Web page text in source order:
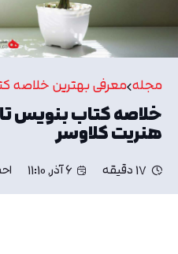
مجله معرفی بهترین خلاصه
خلاصه کتاب بنویس تا
هنریت کلاوسر
17 دقیقه 6 آذر, 11:10